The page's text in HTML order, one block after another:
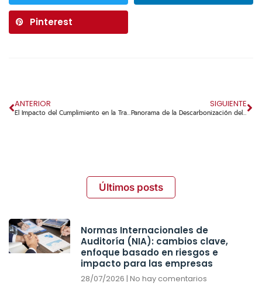
Pinterest
ANTERIOR
El Impacto del Cumplimiento en la Transformación Empresarial
SIGUIENTE
Panorama de la Descarbonización del Sector Eléctrico Mundial
Últimos posts
Normas Internacionales de
Auditoría (NIA): cambios clave,
enfoque basado en riesgos e
impacto para las empresas
28/07/2026 No hay comentarios